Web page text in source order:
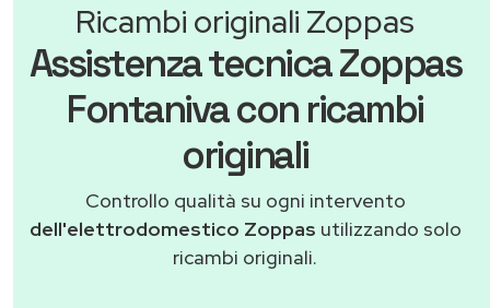
Ricambi originali Zoppas
Assistenza tecnica Zoppas
Fontaniva con ricambi
originali
Controllo qualità su ogni intervento
dell'elettrodomestico Zoppas utilizzando solo
ricambi originali.